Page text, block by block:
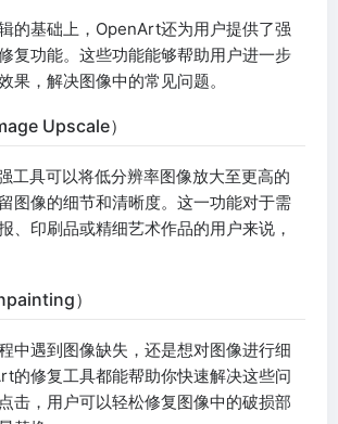
的基础上，OpenArt还为用户提供了强
复功能。这些功能能够帮助用户进一步
果，解决图像中的常见问题。
Upscale）
工具可以将低分辨率图像放大至更高的
图像的细节和清晰度。这一功能对于需
、印刷品或精细艺术作品的用户来说，
）
中遇到图像缺失，还是想对图像进行细
的修复工具都能帮助你快速解决这些问
击，用户可以轻松修复图像中的破损部